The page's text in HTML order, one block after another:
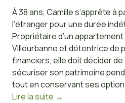
À 38 ans, Camille s’apprête à
l’étranger pour une durée
Propriétaire d’un
Villeurbanne et détentrice de
financiers, elle doit décider de
sécuriser son patrimoine
tout en conservant ses
Lire la suite →